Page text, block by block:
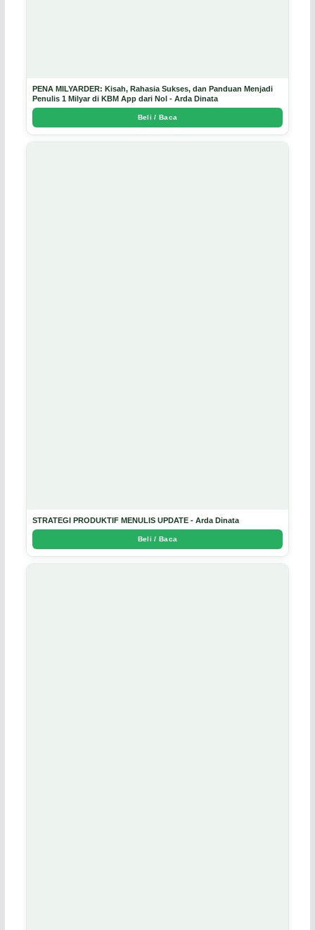
PENA MILYARDER: Kisah, Rahasia Sukses, dan Panduan Menjadi
Penulis 1 Milyar di KBM App dari Nol - Arda Dinata
Beli / Baca
STRATEGI PRODUKTIF MENULIS UPDATE - Arda Dinata
Beli / Baca